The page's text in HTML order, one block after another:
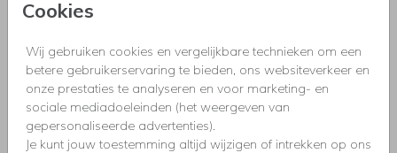
Cookies
Wij gebruiken cookies en vergelijkbare technieken om een
betere gebruikerservaring te bieden, ons websiteverkeer en
onze prestaties te analyseren en voor marketing- en
sociale mediadoeleinden (het weergeven van
gepersonaliseerde advertenties).
Je kunt jouw toestemming altijd wijzigen of intrekken op ons
Omschrijving
Uitnodiging kinderfeestje voor een meisje 1 jaar met eigen
foto 's, jungle dieren, ballonnen, zwart en goudlook
panterprint.